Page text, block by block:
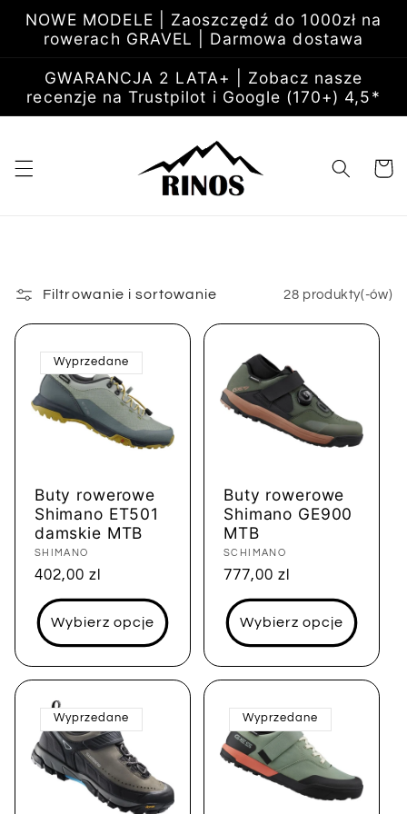
do
treści
NOWE MODELE | Zaoszczędź do 1000zł na
rowerach GRAVEL | Darmowa dostawa
GWARANCJA 2 LATA+ | Zobacz nasze
recenzje na Trustpilot i Google (170+) 4,5*
Koszyk
Filtrowanie i sortowanie 28 produkty(-ów)
Wyprzedane
Buty rowerowe
Shimano ET501
damskie MTB
Dostawca:
SHIMANO
Cena
regularna
402,00 zl
Wybierz opcje
Buty rowerowe
Shimano GE900
MTB
Dostawca:
SCHIMANO
Cena
regularna
777,00 zl
Wybierz opcje
Wyprzedane Wyprzedane